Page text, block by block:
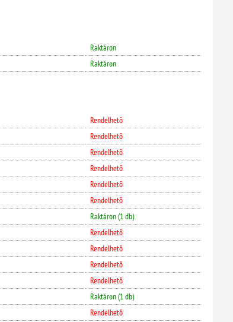
Raktáron
Raktáron
Rendelhető
Rendelhető
Rendelhető
Rendelhető
Rendelhető
Rendelhető
Raktáron (1 db)
Rendelhető
Rendelhető
Rendelhető
Rendelhető
Raktáron (1 db)
Rendelhető